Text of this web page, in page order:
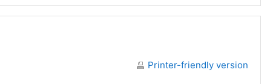
Printer-friendly version